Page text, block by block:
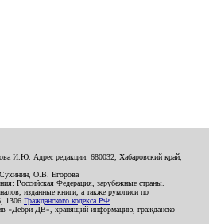
И.Ю. Адрес редакции: 680032, Хабаровский край,
О.В. Егорова
Российская Федерация, зарубежные страны.
изданные книги, а также рукописи по
1306 Гражданского кодекса РФ
«Дебри-ДВ», хранящий информацию, гражданско-